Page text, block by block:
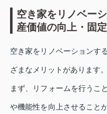
空き家をリノベー
産価値の向上・固
空き家をリノベーションす
ざまなメリットがあります。
まず、リフォームを行うこ
や機能性を向上させること